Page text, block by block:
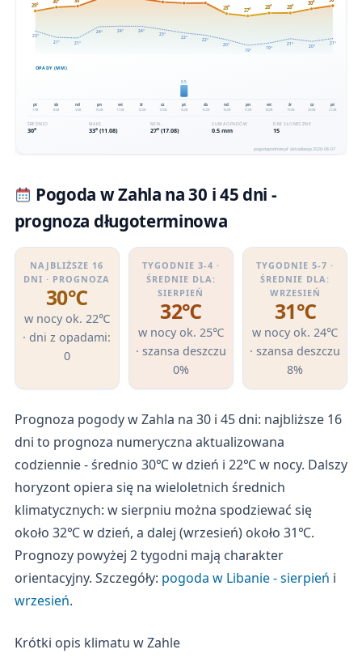
Pogoda w Zahla na 30 i 45 dni -
prognoza długoterminowa
NAJBLIŻSZE 16
DNI · PROGNOZA
30℃
w nocy ok. 22℃
· dni z opadami:
0
TYGODNIE 3-4 ·
ŚREDNIE DLA:
SIERPIEŃ
32℃
w nocy ok. 25℃
· szansa deszczu
0%
TYGODNIE 5-7 ·
ŚREDNIE DLA:
WRZESIEŃ
31℃
w nocy ok. 24℃
· szansa deszczu
8%
Prognoza pogody w Zahla na 30 i 45 dni: najbliższe 16
dni to prognoza numeryczna aktualizowana
codziennie - średnio 30℃ w dzień i 22℃ w nocy. Dalszy
horyzont opiera się na wieloletnich średnich
klimatycznych: w sierpniu można spodziewać się
około 32℃ w dzień, a dalej (wrzesień) około 31℃.
Prognozy powyżej 2 tygodni mają charakter
orientacyjny. Szczegóły: pogoda w Libanie - sierpień i
wrzesień.
Krótki opis klimatu w Zahle